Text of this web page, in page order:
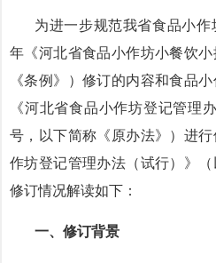
为进一步规范我省食品小
年《河北省食品小作坊小餐饮
《条例》）修订的内容和食品
《河北省食品小作坊登记管理
号，以下简称《原办法》）进
作坊登记管理办法（试行）》
修订情况解读如下：
一、修订背景